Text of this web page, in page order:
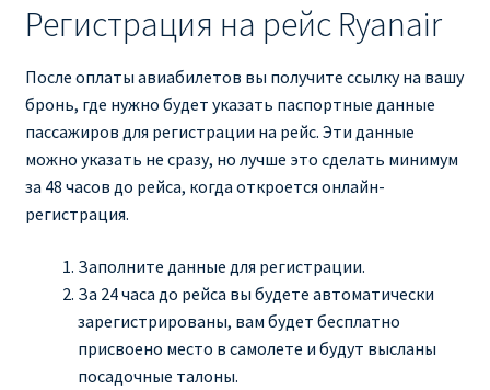
Регистрация на рейс Ryanair
После оплаты авиабилетов вы получите ссылку на вашу
бронь, где нужно будет указать паспортные данные
пассажиров для регистрации на рейс. Эти данные
можно указать не сразу, но лучше это сделать минимум
за 48 часов до рейса, когда откроется онлайн-
регистрация.
Заполните данные для регистрации.
За 24 часа до рейса вы будете автоматически
зарегистрированы, вам будет бесплатно
присвоено место в самолете и будут высланы
посадочные талоны.